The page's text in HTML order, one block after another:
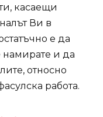
касаещи
Ви в
е да
намирате и да
относно
работа.